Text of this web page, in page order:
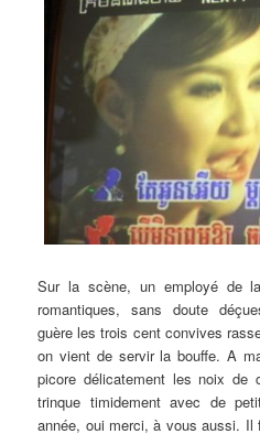
Sur la scène, un employé de
romantiques, sans doute
guère les trois cent convives
on vient de servir la bouffe. A
picore délicatement les noix de
trinque timidement avec de
année, oui merci, à vous aussi.